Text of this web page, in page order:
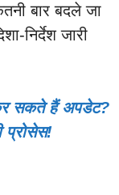
बार बदले जा
निर्देश जारी
सकते हैं अपडेट?
प्रोसेस!